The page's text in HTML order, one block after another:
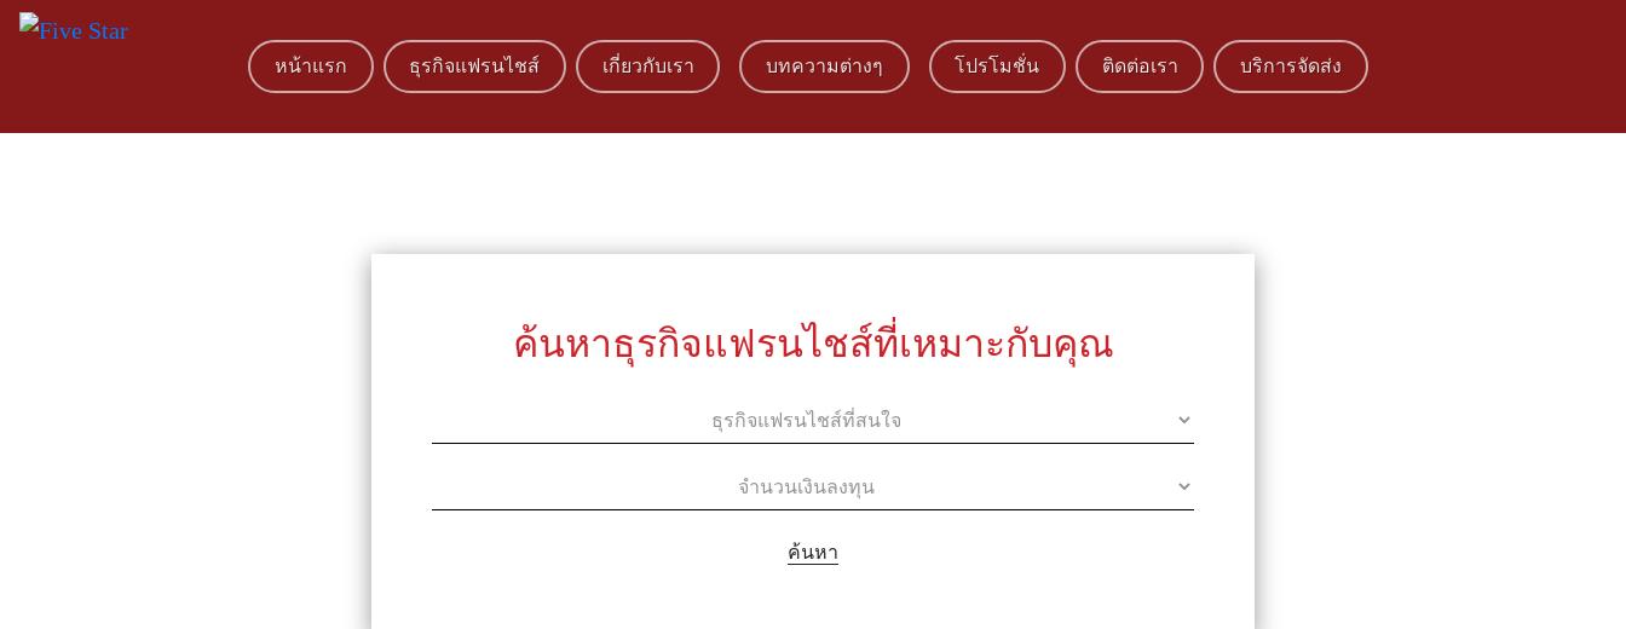
หน้าแรก ธุรกิจแฟรนไชส์ เกี่ยวกับเรา บทความต่างๆ โปรโมชั่น ติดต่อเรา บริการจัดส่ง
ค้นหาธุรกิจแฟรนไชส์ที่เหมาะกับคุณ
ค้นหา